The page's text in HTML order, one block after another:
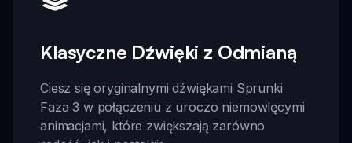
Klasyczne Dźwięki z Odmianą
Ciesz się oryginalnymi dźwiękami Sprunki
Faza 3 w połączeniu z uroczo niemowlęcymi
animacjami, które zwiększają zarówno